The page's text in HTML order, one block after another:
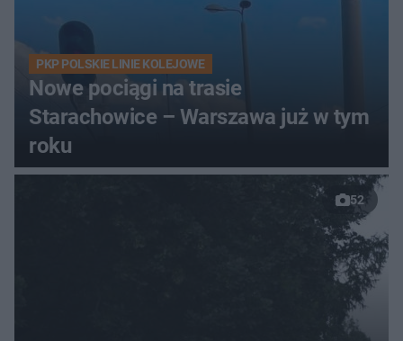
PKP POLSKIE LINIE KOLEJOWE
Nowe pociągi na trasie
Starachowice – Warszawa już w tym
roku
52